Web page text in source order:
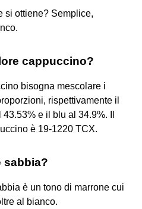
si ottiene? Semplice,
cappuccino?
bisogna mescolare i
rispettivamente il
e il blu al 34.9%. Il
è 19-1220 TCX.
sabbia?
è un tono di marrone cui
al bianco.